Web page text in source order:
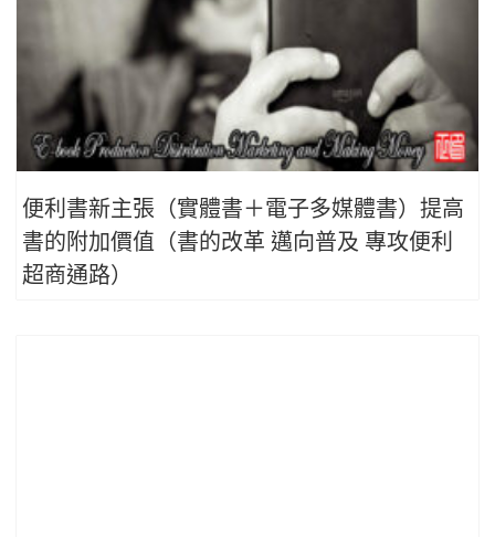
便利書新主張（實體書＋電子多媒體書）提高
書的附加價值（書的改革 邁向普及 專攻便利
超商通路）